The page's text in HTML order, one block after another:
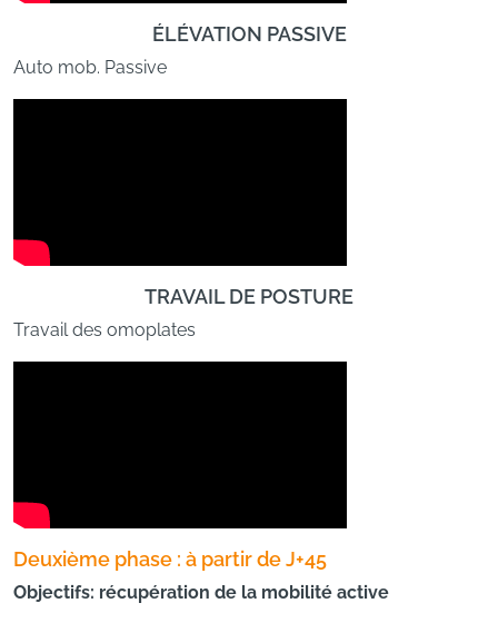
ÉLÉVATION PASSIVE
Auto mob. Passive
TRAVAIL DE POSTURE
Travail des omoplates
Deuxième phase : à partir de J+45
Objectifs: récupération de la mobilité active